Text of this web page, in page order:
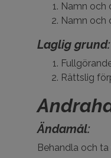
Namn och
Namn och
Laglig grund:
Rättslig
Ändamål:
Behandla och